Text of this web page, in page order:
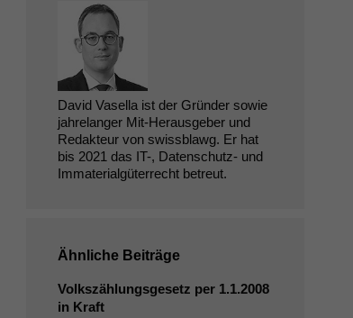
David Vasella ist der Gründer sowie
jahrelanger Mit-Herausgeber und
Redakteur von swissblawg. Er hat
bis 2021 das IT-, Datenschutz- und
Immaterialgüterrecht betreut.
Ähnliche Beiträge
Volkszählungsgesetz per 1.1.2008
in Kraft